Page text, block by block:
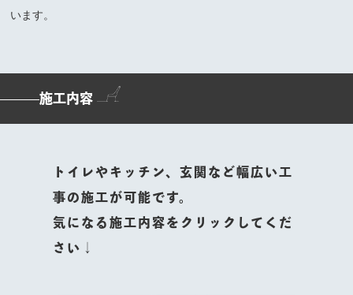
います。
施工内容
トイレやキッチン、玄関など幅広い工
事の施工が可能です。
気になる施工内容をクリックしてくだ
さい↓